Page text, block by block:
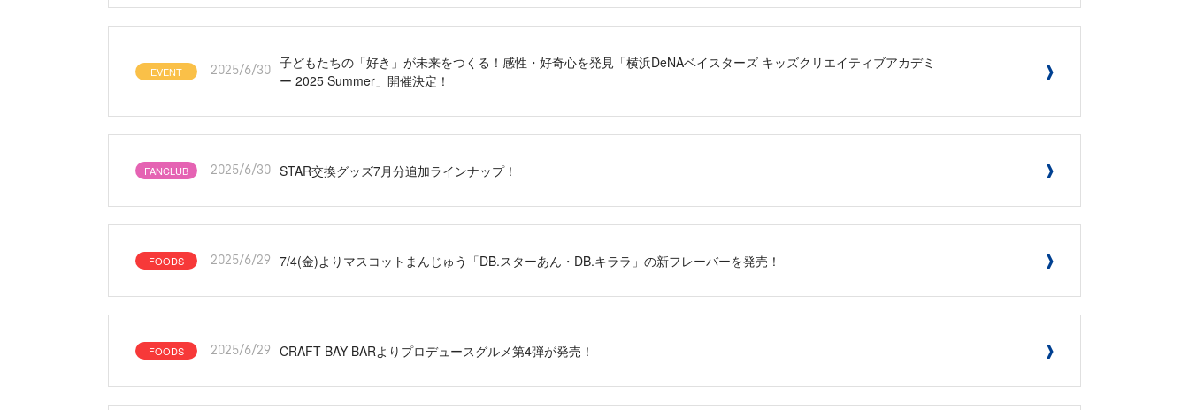
EVENT 2025/6/30
子どもたちの「好き」が未来をつくる！感性・好奇心を発見「横浜DeNAベイスターズ キッズクリエイティブアカデミ
ー 2025 Summer」開催決定！
FANCLUB 2025/6/30 STAR交換グッズ7月分追加ラインナップ！
FOODS 2025/6/29 7/4(金)よりマスコットまんじゅう「DB.スターあん・DB.キララ」の新フレーバーを発売！
FOODS 2025/6/29 CRAFT BAY BARよりプロデュースグルメ第4弾が発売！